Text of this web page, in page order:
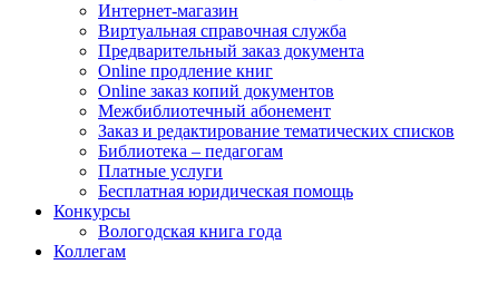
Интернет-магазин
Виртуальная справочная служба
Предварительный заказ документа
Online продление книг
Online заказ копий документов
Межбиблиотечный абонемент
Заказ и редактирование тематических списков
Библиотека – педагогам
Платные услуги
Бесплатная юридическая помощь
Конкурсы
Вологодская книга года
Коллегам